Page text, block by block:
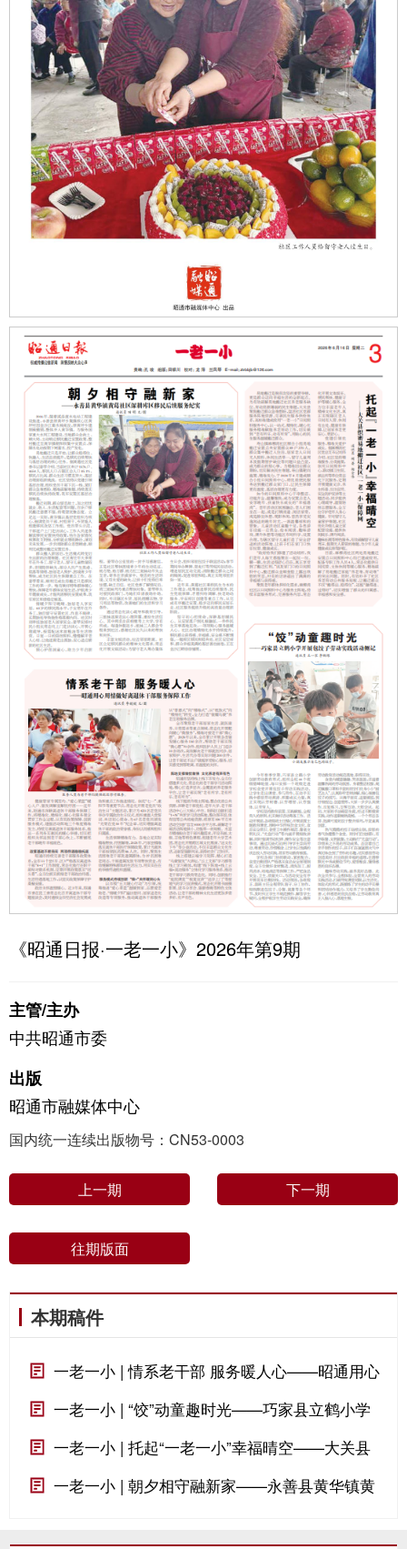
《昭通日报·一老一小》2026年第9期
主管/主办
中共昭通市委
出版
昭通市融媒体中心
国内统一连续出版物号：CN53-0003
上一期 下一期
往期版面
本期稿件
一老一小 | 情系老干部 服务暖人心——昭通用心
用情做好离退休干部服务保障工作
一老一小 | “饺”动童趣时光——巧家县立鹤小学
开展包饺子劳动实践活动侧记
一老一小 | 托起“一老一小”幸福晴空——大关县
织密易地搬迁社区“一老一小”保障网
一老一小 | 朝夕相守融新家——永善县黄华镇黄